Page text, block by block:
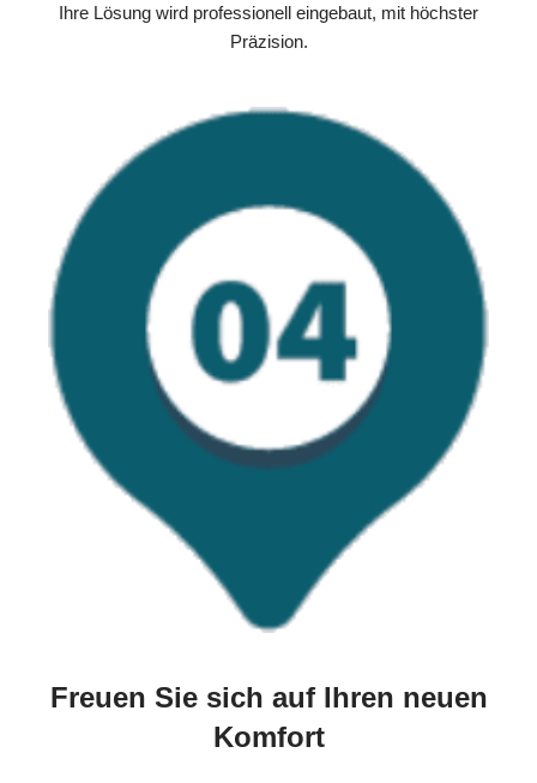
Ihre Lösung wird professionell eingebaut, mit höchster
Präzision.
Freuen Sie sich auf Ihren neuen
Komfort